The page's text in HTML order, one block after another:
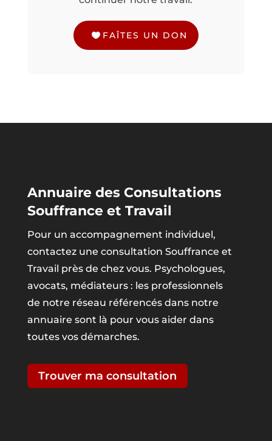
FAÎTES UN DON
Annuaire des Consultations
Souffrance et Travail
Pour un accompagnement individuel,
contactez une consultation Souffrance et
Travail près de chez vous. Psychologues,
avocats, médiateurs : les professionnels
de notre réseau référencés dans notre
annuaire sont là pour vous aider dans
toutes vos démarches.
Trouver ma consultation